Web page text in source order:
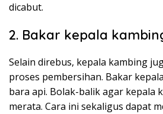
dicabut.
2. Bakar kepala
Selain direbus, kepala kambing
proses pembersihan. Bakar
bara api. Bolak-balik agar kepala
merata. Cara ini sekaligus dapat